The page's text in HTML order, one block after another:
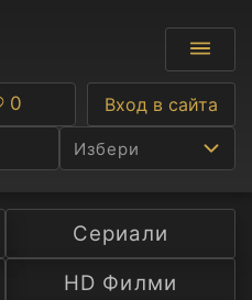
Избери
Ф
С
Любими
0 Вход в сайта
Сериали
HD Филми